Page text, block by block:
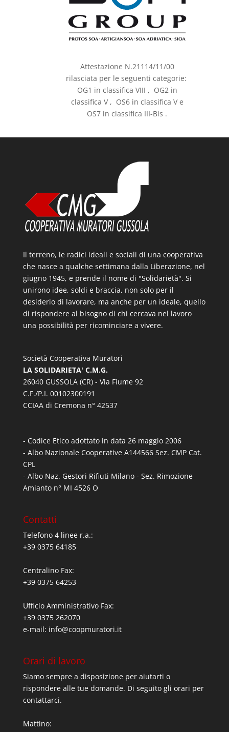
Attestazione N.21114/11/00
rilasciata per le seguenti categorie:
OG1 in classifica VIII , OG2 in
classifica V , OS6 in classifica V e
OS7 in classifica III-Bis .
Il terreno, le radici ideali e sociali di una cooperativa
che nasce a qualche settimana dalla Liberazione, nel
giugno 1945, e prende il nome di "Solidarietà". Si
unirono idee, soldi e braccia, non solo per il
desiderio di lavorare, ma anche per un ideale, quello
di rispondere al bisogno di chi cercava nel lavoro
una possibilità per ricominciare a vivere.
Società Cooperativa Muratori
LA SOLIDARIETA' C.M.G.
26040 GUSSOLA (CR) - Via Fiume 92
C.F./P.I. 00102300191
CCIAA di Cremona n° 42537
- Codice Etico adottato in data 26 maggio 2006
- Albo Nazionale Cooperative A144566 Sez. CMP Cat.
CPL
- Albo Naz. Gestori Rifiuti Milano - Sez. Rimozione
Amianto n° MI 4526 O
Contatti
Telefono 4 linee r.a.:
+39 0375 64185
Centralino Fax:
+39 0375 64253
Ufficio Amministrativo Fax:
+39 0375 262070
e-mail: info@coopmuratori.it
Orari di lavoro
Siamo sempre a disposizione per aiutarti o
rispondere alle tue domande. Di seguito gli orari per
contattarci.
Mattino: